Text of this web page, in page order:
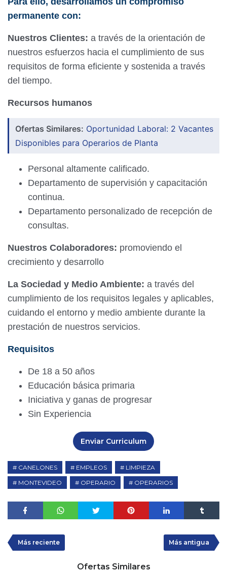
permanente con:
Nuestros Clientes: a través de la orientación de
nuestros esfuerzos hacia el cumplimiento de sus
requisitos de forma eficiente y sostenida a través
del tiempo.
Recursos humanos
Ofertas Similares: Oportunidad Laboral: 2 Vacantes
Disponibles para Operarios de Planta
Personal altamente calificado.
Departamento de supervisión y capacitación
continua.
Departamento personalizado de recepción de
consultas.
Nuestros Colaboradores: promoviendo el
crecimiento y desarrollo
La Sociedad y Medio Ambiente: a través del
cumplimiento de los requisitos legales y aplicables,
cuidando el entorno y medio ambiente durante la
prestación de nuestros servicios.
Requisitos
De 18 a 50 años
Educación básica primaria
Iniciativa y ganas de progresar
Sin Experiencia
Enviar Curriculum
CANELONES EMPLEOS
LIMPIEZA
MONTEVIDEO
OPERARIO OPERARIOS
Más reciente Más antigua
Ofertas Similares